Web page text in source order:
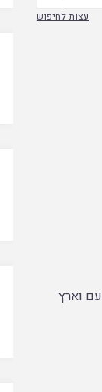
עצות לחיפוש
וארץ